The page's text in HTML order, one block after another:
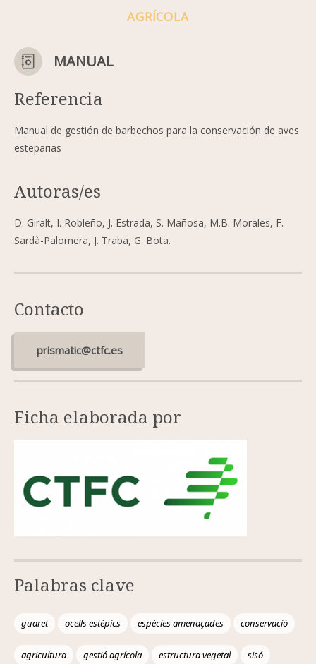
AGRÍCOLA
MANUAL
Referencia
Manual de gestión de barbechos para la conservación de aves
esteparias
Autoras/es
D. Giralt, I. Robleño, J. Estrada, S. Mañosa, M.B. Morales, F.
Sardà-Palomera, J. Traba, G. Bota.
Contacto
prismatic@ctfc.es
Ficha elaborada por
Palabras clave
guaret ocells estèpics espècies amenaçades conservació
agricultura gestió agrícola estructura vegetal sisó